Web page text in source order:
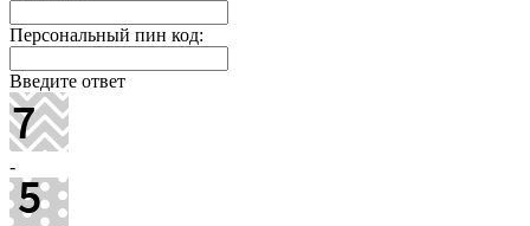
Персональный пин код:
Введите ответ
-